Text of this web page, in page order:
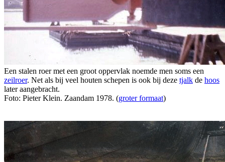
Een stalen roer met een groot oppervlak noemde men soms een
zeilroer. Net als bij veel houten schepen is ook bij deze tjalk de hoos
later aangebracht.
Foto: Pieter Klein. Zaandam 1978. (groter formaat)